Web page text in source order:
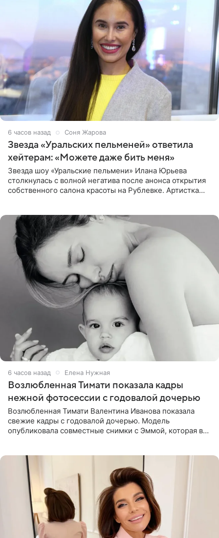
6 часов назад Соня Жарова
Звезда «Уральских пельменей» ответила
хейтерам: «Можете даже бить меня»
Звезда шоу «Уральские пельмени» Илана Юрьева
столкнулась с волной негатива после анонса открытия
собственного салона красоты на Рублевке. Артистка
6 часов назад Елена Нужная
Возлюбленная Тимати показала кадры
нежной фотосессии с годовалой дочерью
Возлюбленная Тимати Валентина Иванова показала
свежие кадры с годовалой дочерью. Модель
опубликовала совместные снимки с Эммой, которая в